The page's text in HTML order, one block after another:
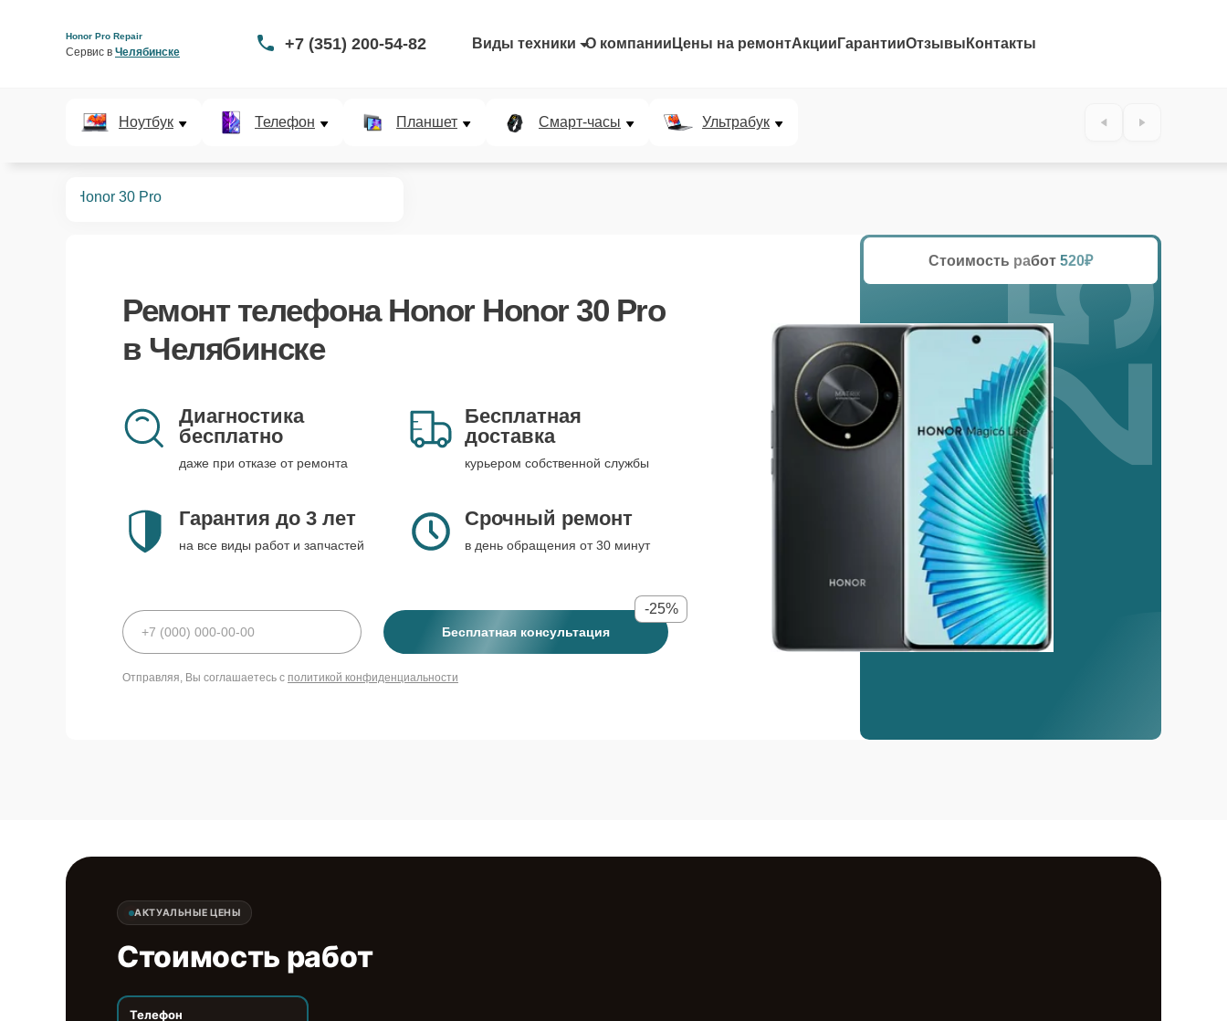
Honor Pro Repair
Сервис в Челябинске +7 (351) 200-54-82 Виды техники О компании Цены на ремонтАкции ГарантииОтзывы Контакты
Ноутбук Телефон Планшет Смарт-часы Ультрабук
Honor 30 Pro
Ремонт телефона Honor Honor 30 Pro
в Челябинске
Диагностика
бесплатно
даже при отказе от ремонта
Бесплатная
доставка
курьером собственной службы
Гарантия до 3 лет
на все виды работ и запчастей
Срочный ремонт
в день обращения от 30 минут
Бесплатная консультация
-25%
Отправляя, Вы соглашаетесь с политикой конфиденциальности
Стоимость работ 520₽
25%
АКТУАЛЬНЫЕ ЦЕНЫ
Стоимость работ
Телефон